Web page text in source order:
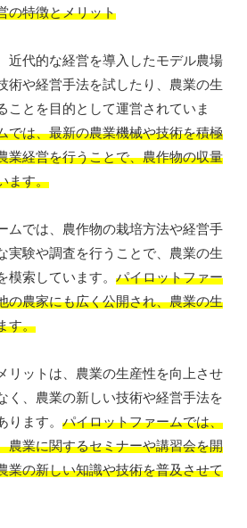
の特徴とメリット
近代的な経営を導入したモデル農場
術や経営手法を試したり、農業の生
ことを目的として運営されていま
では、最新の農業機械や技術を積極
業経営を行うことで、農作物の収量
ます。
ムでは、農作物の栽培方法や経営手
実験や調査を行うことで、農業の生
模索しています。 パイロットファー
の農家にも広く公開され、農業の生
す。
リットは、農業の生産性を向上させ
く、農業の新しい技術や経営手法を
ます。 パイロットファームでは、
農業に関するセミナーや講習会を開
業の新しい知識や技術を普及させて